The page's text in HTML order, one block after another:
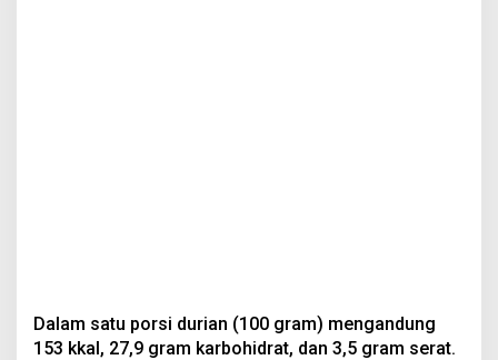
Dalam satu porsi durian (100 gram) mengandung
153 kkal, 27,9 gram karbohidrat, dan 3,5 gram serat.